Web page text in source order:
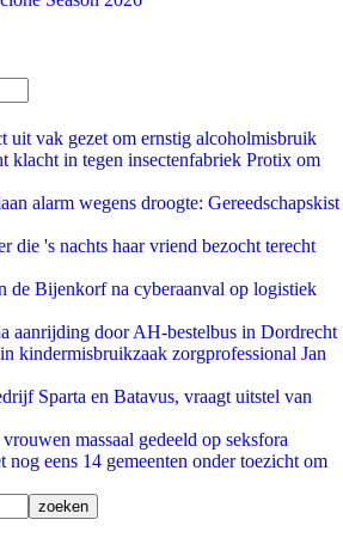
uit vak gezet om ernstig alcoholmisbruik
klacht in tegen insectenfabriek Protix om
alarm wegens droogte: Gereedschapskist
die 's nachts haar vriend bezocht terecht
de Bijenkorf na cyberaanval op logistiek
aanrijding door AH-bestelbus in Dordrecht
kindermisbruikzaak zorgprofessional Jan
Sparta en Batavus, vraagt uitstel van
massaal gedeeld op seksfora
nog eens 14 gemeenten onder toezicht om